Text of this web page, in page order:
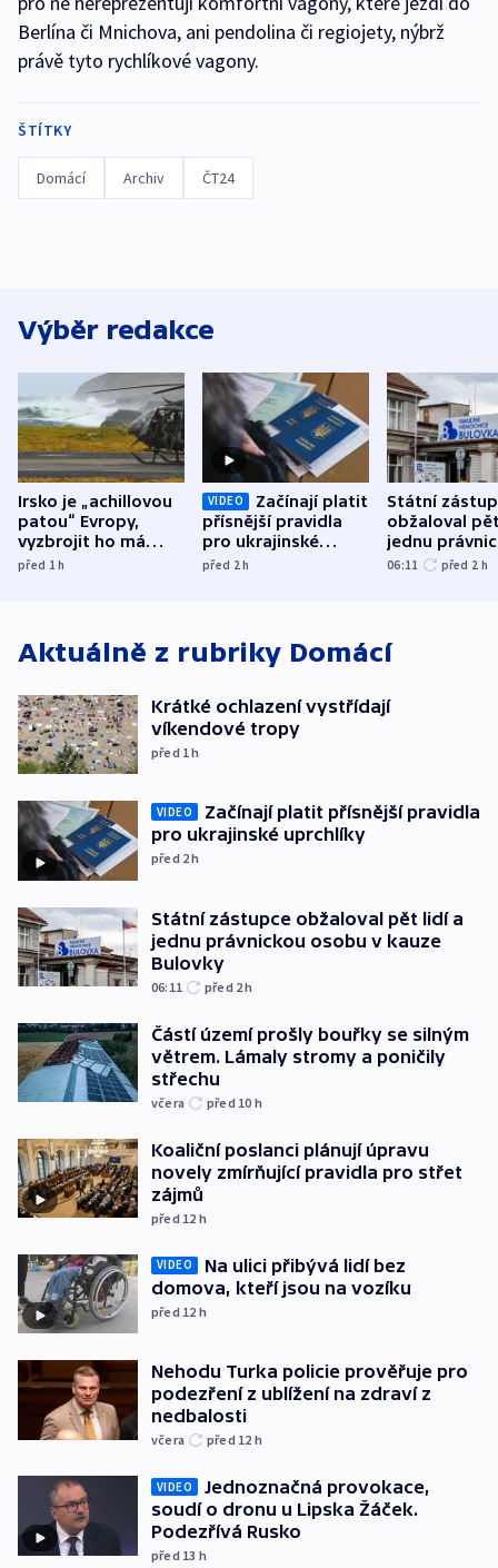
Berlína či Mnichova, ani pendolina či regiojety, nýbrž
právě tyto rychlíkové vagony.
ŠTÍTKY
Domácí Archiv ČT24
Výběr redakce
Irsko je „achillovou
patou“ Evropy,
vyzbrojit ho má
Francie
před 1h
VIDEO
Začínají platit
přísnější pravidla
pro ukrajinské
uprchlíky
před 2h
Státní
obžaloval
jednu
osobu v
06:11 před 2 h
Aktuálně z rubriky Domácí
Krátké ochlazení vystřídají
víkendové tropy
před 1h
VIDEO
Začínají platit přísnější pravidla
pro ukrajinské uprchlíky
před 2h
Státní zástupce obžaloval pět lidí a
jednu právnickou osobu v kauze
Bulovky
06:11 před 2h
Částí území prošly bouřky se silným
větrem. Lámaly stromy a poničily
střechu
včera před 10 h
Koaliční poslanci plánují úpravu
novely zmírňující pravidla pro střet
zájmů
před 12 h
VIDEO
Na ulici přibývá lidí bez
domova, kteří jsou na vozíku
před 12 h
Nehodu Turka policie prověřuje pro
podezření z ublížení na zdraví z
nedbalosti
včera před 12 h
VIDEO
Jednoznačná provokace,
soudí o dronu u Lipska Žáček.
Podezřívá Rusko
před 13 h